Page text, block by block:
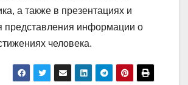
а также в презентациях и
представления информации о
человека.